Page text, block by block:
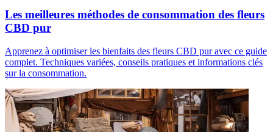
Les meilleures méthodes de consommation des fleurs
CBD pur
Apprenez à optimiser les bienfaits des fleurs CBD pur avec ce guide
complet. Techniques variées, conseils pratiques et informations clés
sur la consommation.